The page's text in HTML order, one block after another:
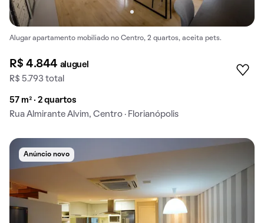
Alugar apartamento mobiliado no Centro, 2 quartos, aceita pets.
R$ 4.844 aluguel
R$ 5.793 total
57 m² · 2 quartos
Rua Almirante Alvim, Centro · Florianópolis
Anúncio novo